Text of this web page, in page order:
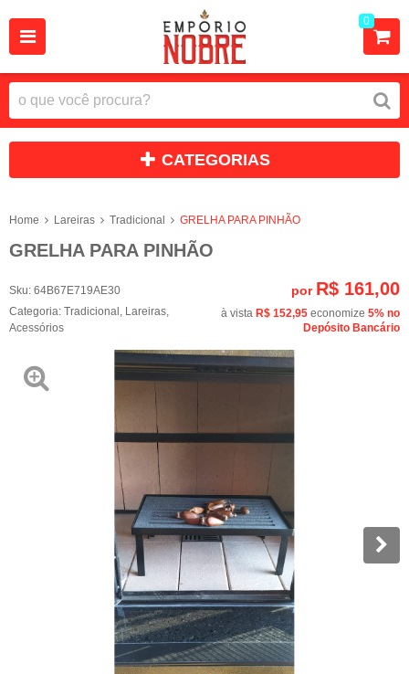
0
CATEGORIAS
Home Lareiras Tradicional GRELHA PARA PINHÃO
GRELHA PARA PINHÃO
Sku: 64B67E719AE30
Categoria: Tradicional Lareiras
Acessórios
por R$ 161,00
à vista R$ 152,95 economize 5% no
Depósito Bancário